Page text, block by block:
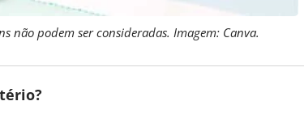
não podem ser consideradas. Imagem: Canva.